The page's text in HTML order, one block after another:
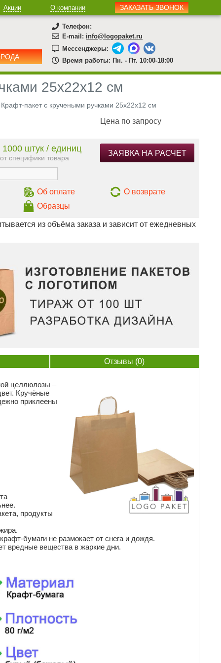
Акции О компании ЗАКАЗАТЬ ЗВОНОК
Телефон:
E-mail: info@logopaket.ru
Мессенджеры:
Время работы: Пн. - Пт. 10:00-18:00
25х22х12 см
Крафт-пакет с кручеными ручками 25х22х12 см
Цена по запросу
штук / единиц
специфики товара
ЗАЯВКА НА РАСЧЕТ
Об оплате
О возврате
Образцы
из объёма заказа и зависит от ежедневных
Отзывы (0)
целлюлозы –
Кручёные
приклеены
продукты
бумаги не размокает от снега и дождя.
вредные вещества в жаркие дни.